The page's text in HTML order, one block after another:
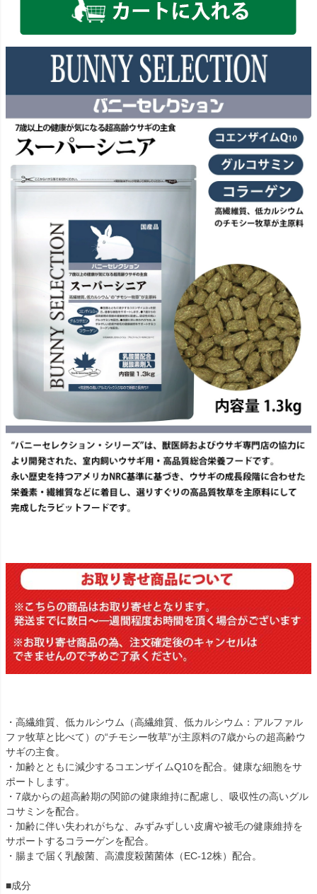
・高繊維質、低カルシウム（高繊維質、低カルシウム：アルファル
ファ牧草と比べて）の“チモシー牧草”が主原料の7歳からの超高齢ウ
サギの主食。
・加齢とともに減少するコエンザイムQ10を配合。健康な細胞をサ
ポートします。
・7歳からの超高齢期の関節の健康維持に配慮し、吸収性の高いグル
コサミンを配合。
・加齢に伴い失われがちな、みずみずしい皮膚や被毛の健康維持を
サポートするコラーゲンを配合。
・腸まで届く乳酸菌、高濃度殺菌菌体（EC-12株）配合。
■成分